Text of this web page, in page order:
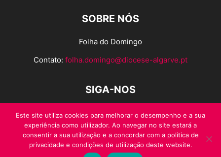
SOBRE NÓS
Folha do Domingo
Contato: folha.domingo@diocese-algarve.pt
SIGA-NOS
Este site utiliza cookies para melhorar o desempenho e a sua
experiência como utilizador. Ao navegar no site estará a
consentir a sua utilização e a concordar com a politica de
privacidade e condições de utilização deste website.